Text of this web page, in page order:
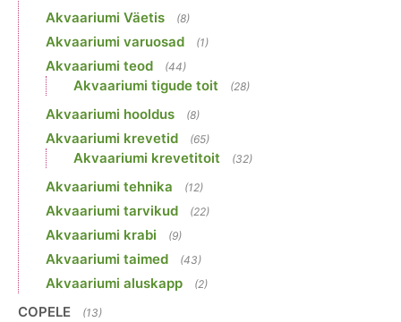
Akvaariumi Väetis (8)
Akvaariumi varuosad (1)
Akvaariumi teod (44)
Akvaariumi tigude toit (28)
Akvaariumi hooldus (8)
Akvaariumi krevetid (65)
Akvaariumi krevetitoit (32)
Akvaariumi tehnika (12)
Akvaariumi tarvikud (22)
Akvaariumi krabi (9)
Akvaariumi taimed (43)
Akvaariumi aluskapp (2)
COPELE (13)